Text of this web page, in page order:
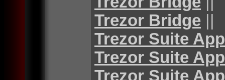
Trezor Bridge ||
Trezor Suite App
Trezor Suite App
Trezor Suite App